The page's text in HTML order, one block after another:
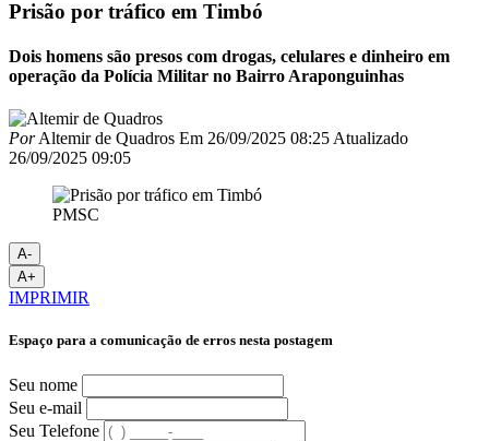
Prisão por tráfico em Timbó
Dois homens são presos com drogas, celulares e dinheiro em
operação da Polícia Militar no Bairro Araponguinhas
PorAltemir de Quadros Em 26/09/2025 08:25 Atualizado
26/09/2025 09:05
PMSC
A-
A+
IMPRIMIR
Espaço para a comunicação de erros nesta postagem
Seu nome
Seu e-mail
Seu Telefone